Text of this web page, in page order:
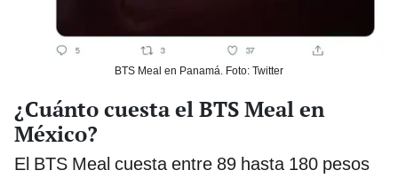
BTS Meal en Panamá. Foto: Twitter
¿Cuánto cuesta el BTS Meal en
México?
El BTS Meal cuesta entre 89 hasta 180 pesos